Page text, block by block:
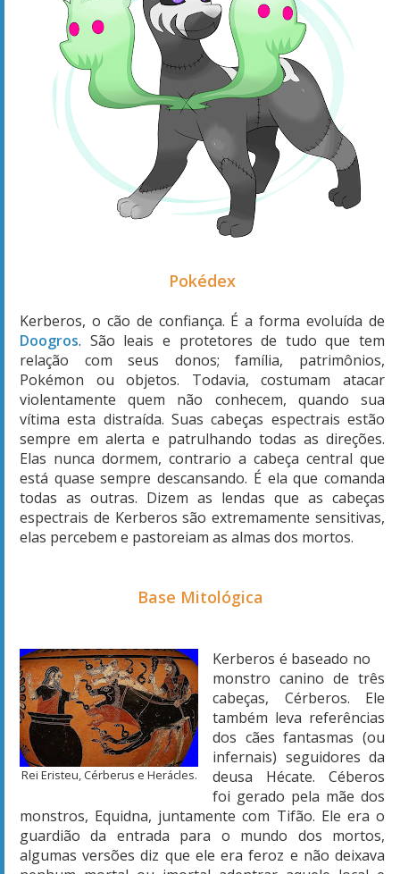
Pokédex
Kerberos, o cão de confiança. É a forma evoluída de
Doogros. São leais e protetores de tudo que tem
relação com seus donos; família, patrimônios,
Pokémon ou objetos. Todavia, costumam atacar
violentamente quem não conhecem, quando sua
vítima esta distraída. Suas cabeças espectrais estão
sempre em alerta e patrulhando todas as direções.
Elas nunca dormem, contrario a cabeça central que
está quase sempre descansando. É ela que comanda
todas as outras. Dizem as lendas que as cabeças
espectrais de Kerberos são extremamente sensitivas,
elas percebem e pastoreiam as almas dos mortos.
Base Mitológica
Rei Eristeu, Cérberus e Herácles.
Kerberos é baseado no
monstro canino de três
cabeças, Cérberos. Ele
também leva referências
dos cães fantasmas (ou
infernais) seguidores da
deusa Hécate. Céberos
foi gerado pela mãe dos
monstros, Equidna, juntamente com Tifão. Ele era o
guardião da entrada para o mundo dos mortos,
algumas versões diz que ele era feroz e não deixava